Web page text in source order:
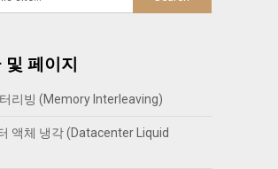
페이지
리빙 (Memory Interleaving)
액체 냉각 (Datacenter Liquid